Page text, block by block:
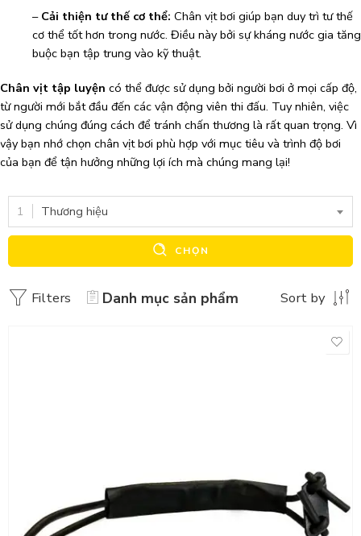
– Cải thiện tư thế cơ thể: Chân vịt bơi giúp bạn duy trì tư thế
cơ thể tốt hơn trong nước. Điều này bởi sự kháng nước gia tăng
buộc bạn tập trung vào kỹ thuật.
Chân vịt tập luyện có thể được sử dụng bởi người bơi ở mọi cấp độ,
từ người mới bắt đầu đến các vận động viên thi đấu. Tuy nhiên, việc
sử dụng chúng đúng cách để tránh chấn thương là rất quan trọng. Vì
vậy bạn nhớ chọn chân vịt bơi phù hợp với mục tiêu và trình độ bơi
của bạn để tận hưởng những lợi ích mà chúng mang lại!
Thương hiệu
CHỌN
Filters Danh mục sản phẩm Sort by